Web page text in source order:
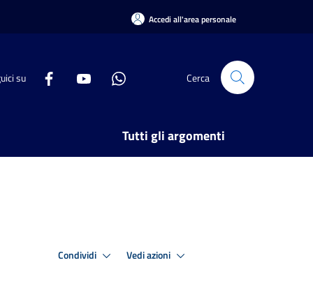
Accedi all'area personale
su Cerca
Tutti gli argomenti
Condividi Vedi azioni